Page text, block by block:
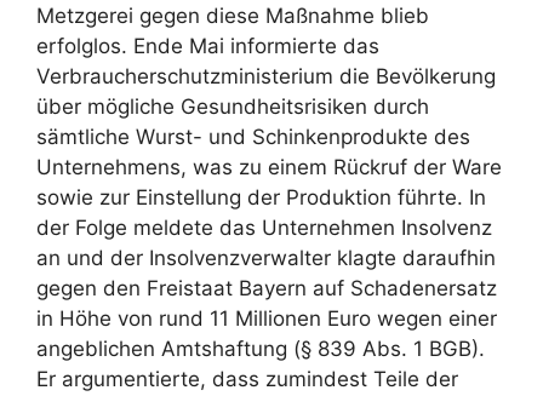
Metzgerei gegen diese Maßnahme blieb
erfolglos. Ende Mai informierte das
Verbraucherschutzministerium die Bevölkerung
über mögliche Gesundheitsrisiken durch
sämtliche Wurst- und Schinkenprodukte des
Unternehmens, was zu einem Rückruf der Ware
sowie zur Einstellung der Produktion führte. In
der Folge meldete das Unternehmen Insolvenz
an und der Insolvenzverwalter klagte daraufhin
gegen den Freistaat Bayern auf Schadenersatz
in Höhe von rund 11 Millionen Euro wegen einer
angeblichen Amtshaftung (§ 839 Abs. 1 BGB).
Er argumentierte, dass zumindest Teile der